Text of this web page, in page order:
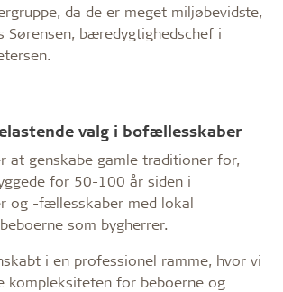
da de er meget miljøbevidste,
bæredygtighedschef i
valg i bofællesskaber
at genskabe gamle traditioner for,
for 50-100 år siden i
og -fællesskaber med lokal
som bygherrer.
i en professionel ramme, hvor vi
kompleksiteten for beboerne og